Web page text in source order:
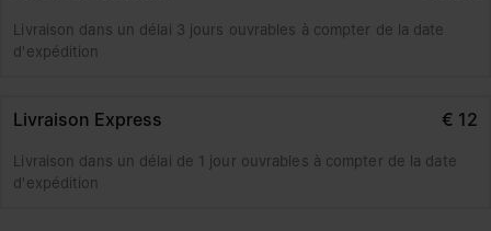
Livraison dans un délai 3 jours ouvrables à compter de la date
d'expédition
Livraison Express € 12
Livraison dans un délai de 1 jour ouvrables à compter de la date
d'expédition